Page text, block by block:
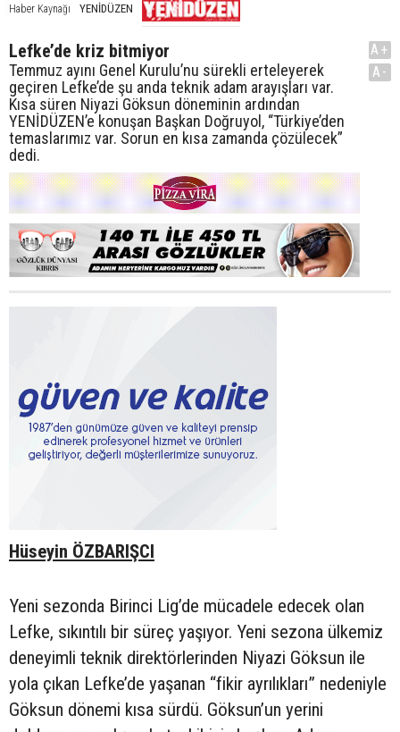
Haber Kaynağı YENİDÜZEN
Lefke’de kriz bitmiyor
Temmuz ayını Genel Kurulu’nu sürekli erteleyerek
geçiren Lefke’de şu anda teknik adam arayışları var.
Kısa süren Niyazi Göksun döneminin ardından
YENİDÜZEN’e konuşan Başkan Doğruyol, “Türkiye’den
temaslarımız var. Sorun en kısa zamanda çözülecek”
dedi.
A+
A-
Hüseyin ÖZBARIŞCI
Yeni sezonda Birinci Lig’de mücadele edecek olan
Lefke, sıkıntılı bir süreç yaşıyor. Yeni sezona ülkemiz
deneyimli teknik direktörlerinden Niyazi Göksun ile
yola çıkan Lefke’de yaşanan “fikir ayrılıkları” nedeniyle
Göksun dönemi kısa sürdü. Göksun’un yerini